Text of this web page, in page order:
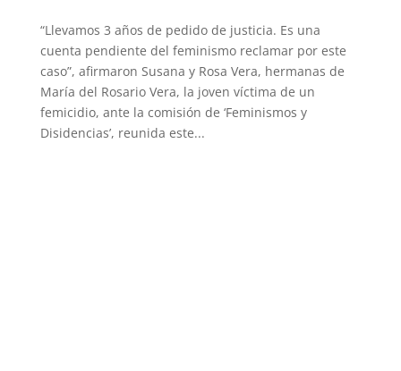
“Llevamos 3 años de pedido de justicia. Es una
cuenta pendiente del feminismo reclamar por este
caso”, afirmaron Susana y Rosa Vera, hermanas de
María del Rosario Vera, la joven víctima de un
femicidio, ante la comisión de ‘Feminismos y
Disidencias’, reunida este...